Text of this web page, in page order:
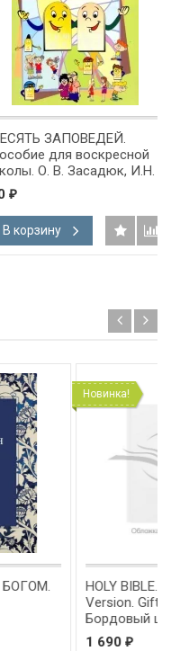
ЗАПОВЕДЕЙ.
для воскресной
О. В. Засадюк, И.Н.
₽
В корзину
Новинка!
HOLY BIBLE. King James
Version. Gift & Award Bible.
Бордовый цвет. Библия
Короля Иакова на